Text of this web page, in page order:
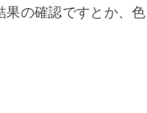
の確認ですとか、